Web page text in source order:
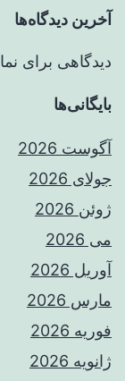
آخرین دیدگاه‌ها
دیدگاهی برای
بایگانی‌ها
آگوست 2026
جولای 2026
ژوئن 2026
می 2026
آوریل 2026
مارس 2026
فوریه 2026
ژانویه 2026